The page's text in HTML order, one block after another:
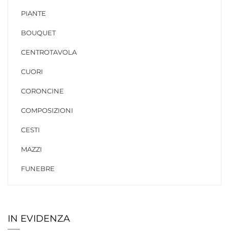
PIANTE
BOUQUET
CENTROTAVOLA
CUORI
CORONCINE
COMPOSIZIONI
CESTI
MAZZI
FUNEBRE
IN EVIDENZA